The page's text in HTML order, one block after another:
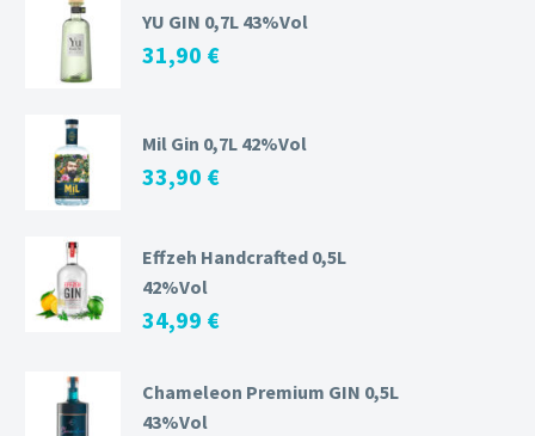
YU GIN 0,7L 43%Vol
31,90 €
Mil Gin 0,7L 42%Vol
33,90 €
Effzeh Handcrafted 0,5L
42%Vol
34,99 €
Chameleon Premium GIN 0,5L
43%Vol